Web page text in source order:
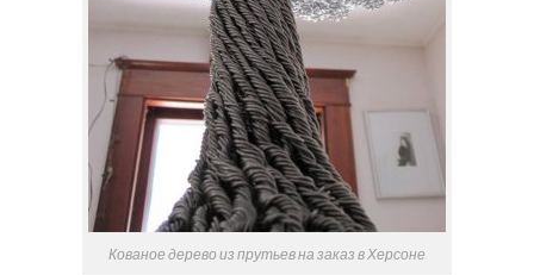
Кованое дерево из прутьев на заказ в Херсоне